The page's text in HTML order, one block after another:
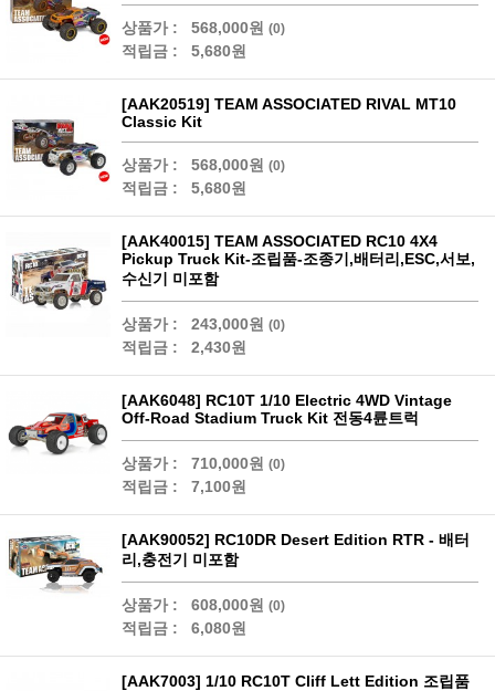
상품가 : 568,000원 (0)
적립금 : 5,680원
[AAK20519] TEAM ASSOCIATED RIVAL MT10
Classic Kit
상품가 : 568,000원 (0)
적립금 : 5,680원
[AAK40015] TEAM ASSOCIATED RC10 4X4
Pickup Truck Kit-조립품-조종기,배터리,ESC,서보,
수신기 미포함
상품가 : 243,000원 (0)
적립금 : 2,430원
[AAK6048] RC10T 1/10 Electric 4WD Vintage
Off-Road Stadium Truck Kit 전동4륜트럭
상품가 : 710,000원 (0)
적립금 : 7,100원
[AAK90052] RC10DR Desert Edition RTR - 배터
리,충전기 미포함
상품가 : 608,000원 (0)
적립금 : 6,080원
[AAK7003] 1/10 RC10T Cliff Lett Edition 조립품